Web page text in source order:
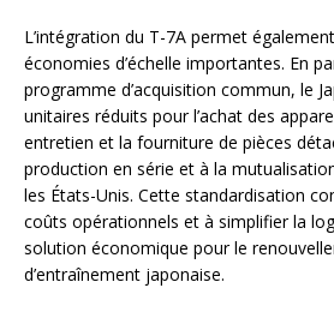
L’intégration du T-7A permet
économies d’échelle importantes. En
programme d’acquisition commun, le
unitaires réduits pour l’achat des
entretien et la fourniture de pièces
production en série et à la
les États-Unis. Cette standardisation
coûts opérationnels et à simplifier la
solution économique pour le
d’entraînement japonaise.